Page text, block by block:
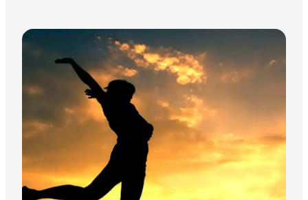
Other companies